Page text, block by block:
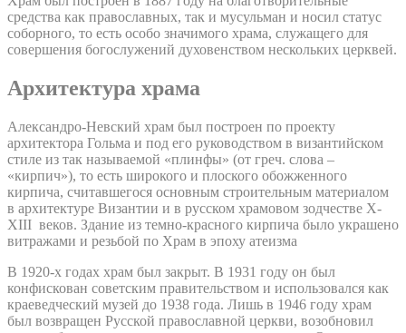
средства как православных, так и мусульман и носил статус
соборного, то есть особо значимого храма, служащего для
совершения богослужений духовенством нескольких церквей.
Архитектура храма
Александро-Невский храм был построен по проекту
архитектора Гольма и под его руководством в византийском
стиле из так называемой «плинфы» (от греч. слова –
«кирпич»), то есть широкого и плоского обожженного
кирпича, считавшегося основным строительным материалом
в архитектуре Византии и в русском храмовом зодчестве X-
XIII веков. Здание из темно-красного кирпича было украшено
витражами и резьбой по Храм в эпоху атеизма
В 1920-х годах храм был закрыт. В 1931 году он был
конфискован советским правительством и использовался как
краеведческий музей до 1938 года. Лишь в 1946 году храм
был возвращен Русской православной церкви, возобновил